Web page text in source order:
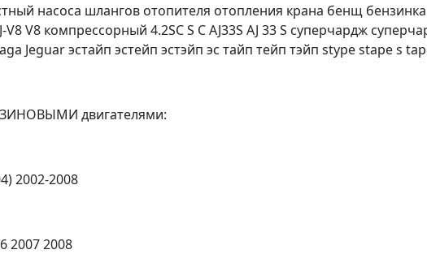
насоса шлангов отопителя отопления крана бенщ
V8 V8 компрессорный 4.2SC S C AJ33S AJ 33 S суперчардж
Jeguar эстайп эстейп эстэйп эс тайп тейп тэйп stype stape s
двигателями:
2002-2008
2007 2008